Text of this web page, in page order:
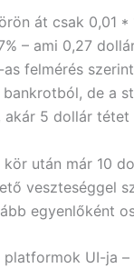
át csak 0,01
– ami 0,27
felmérés
de a
akár 5 dollár tétet
után már 10
veszteséggel
egyenlőként
UI-ja